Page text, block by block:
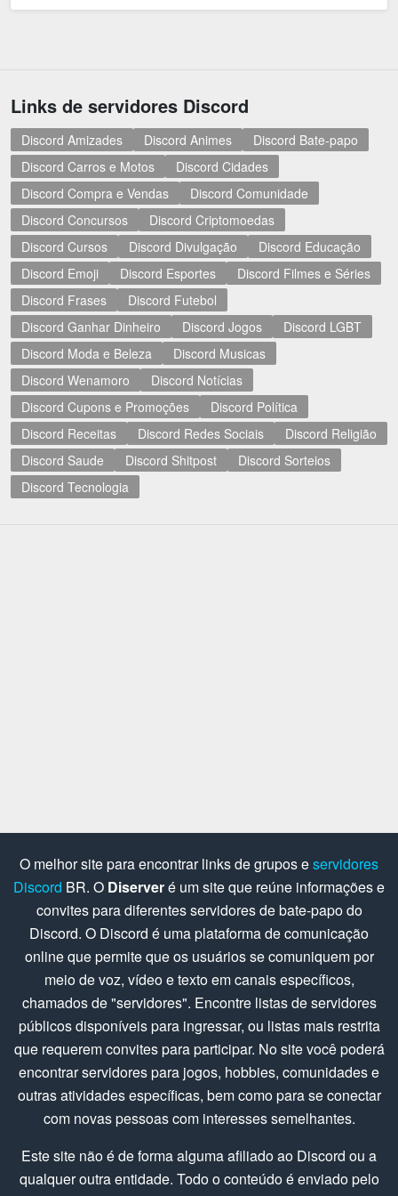
Links de servidores Discord
Discord Amizades Discord Animes
Discord Bate-papo
Discord Carros e Motos
Discord Cidades
Discord Compra e Vendas
Discord Comunidade
Discord Concursos
Discord Criptomoedas
Discord Cursos
Discord Divulgação
Discord Educação
Discord Emoji
Discord Esportes
Discord Filmes e Séries
Discord Frases
Discord Futebol
Discord Ganhar Dinheiro
Discord Jogos
Discord LGBT
Discord Moda e Beleza
Discord Musicas
Discord Wenamoro
Discord Notícias
Discord Cupons e Promoções
Discord Política
Discord Receitas
Discord Redes Sociais
Discord Religião
Discord Saude
Discord Shitpost
Discord Sorteios
Discord Tecnologia
O melhor site para encontrar links de grupos eservidores
Discord BR. O Diserveré um site que reúne informações e
convites para diferentes servidores de bate-papo do
Discord. O Discord é uma plataforma de comunicação
online que permite que os usuários se comuniquem por
meio de voz, vídeo e texto em canais específicos,
chamados de "servidores". Encontre listas de servidores
públicos disponíveis para ingressar, ou listas mais restrita
que requerem convites para participar. No site você poderá
encontrar servidores para jogos, hobbies, comunidades e
outras atividades específicas, bem como para se conectar
com novas pessoas com interesses semelhantes.
Este site não é de forma alguma afiliado ao Discord ou a
qualquer outra entidade. Todo o conteúdo é enviado pelo